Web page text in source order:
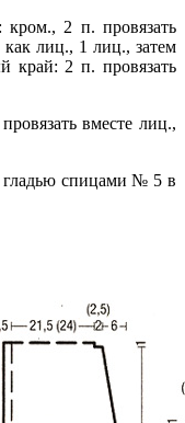
кром., 2 п. провязать
лиц., 1 лиц., затем
край: 2 п. провязать
вместе лиц.,
спицами № 5 в